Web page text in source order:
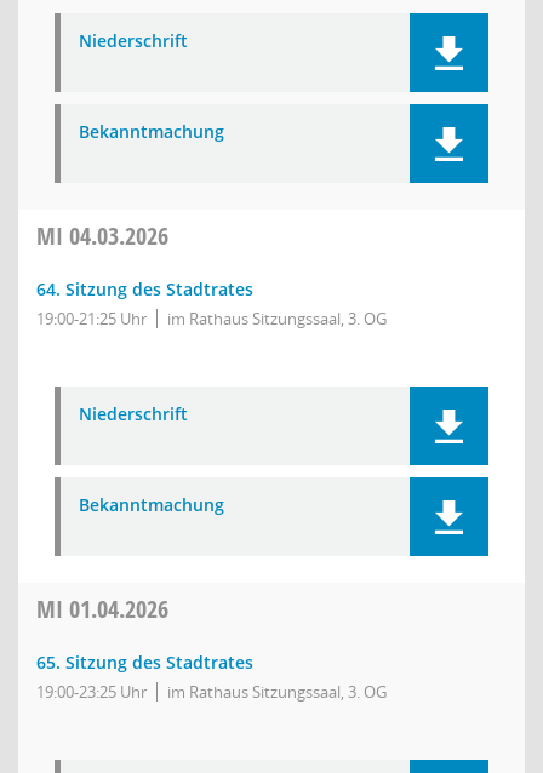
Niederschrift
Bekanntmachung
MI 04.03.2026
64. Sitzung des Stadtrates
19:00-21:25 Uhr im Rathaus Sitzungssaal, 3. OG
Niederschrift
Bekanntmachung
MI 01.04.2026
65. Sitzung des Stadtrates
19:00-23:25 Uhr im Rathaus Sitzungssaal, 3. OG